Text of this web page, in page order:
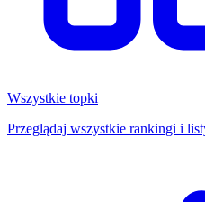
Wszystkie topki
Przeglądaj wszystkie rankingi i